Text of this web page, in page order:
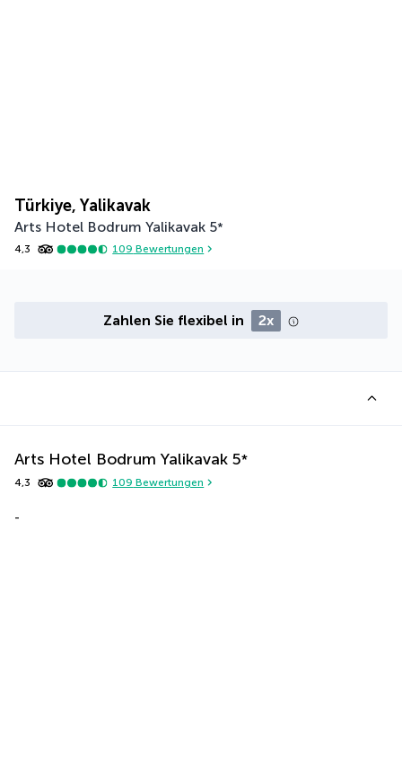
Türkiye, Yalikavak
Arts Hotel Bodrum Yalikavak 5*
4,3 109 Bewertungen
Zahlen Sie flexibel in 2x
Arts Hotel Bodrum Yalikavak 5*
4,3 109 Bewertungen
-